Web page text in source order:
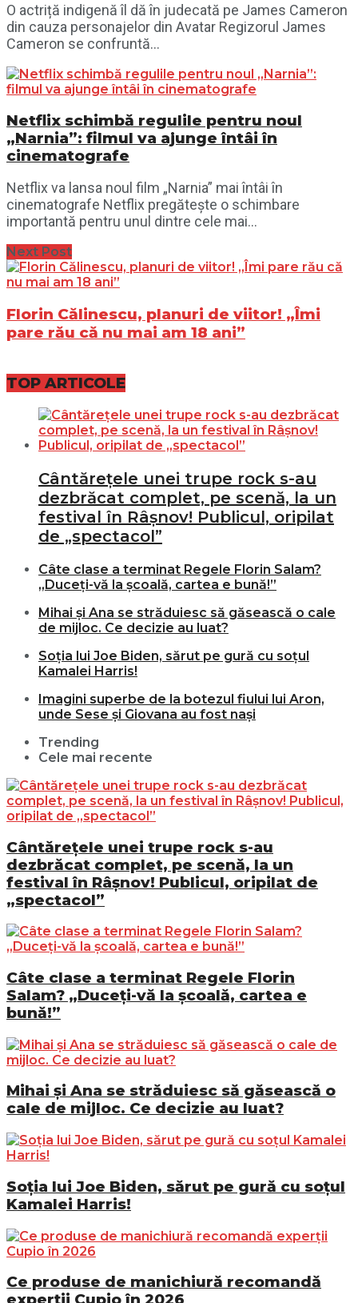
O actriță indigenă îl dă în judecată pe James Cameron
din cauza personajelor din Avatar Regizorul James
Cameron se confruntă...
Netflix schimbă regulile pentru noul
„Narnia”: filmul va ajunge întâi în
cinematografe
Netflix va lansa noul film „Narnia” mai întâi în
cinematografe Netflix pregătește o schimbare
importantă pentru unul dintre cele mai...
Next Post
Florin Călinescu, planuri de viitor! „Îmi
pare rău că nu mai am 18 ani”
TOP ARTICOLE
Cântărețele unei trupe rock s-au
dezbrăcat complet, pe scenă, la un
festival în Râșnov! Publicul, oripilat
de „spectacol”
Câte clase a terminat Regele Florin Salam?
„Duceți-vă la școală, cartea e bună!”
Mihai și Ana se străduiesc să găsească o cale
de mijloc. Ce decizie au luat?
Soția lui Joe Biden, sărut pe gură cu soțul
Kamalei Harris!
Imagini superbe de la botezul fiului lui Aron,
unde Sese și Giovana au fost nași
Trending
Cele mai recente
Cântărețele unei trupe rock s-au
dezbrăcat complet, pe scenă, la un
festival în Râșnov! Publicul, oripilat de
„spectacol”
Câte clase a terminat Regele Florin
Salam? „Duceți-vă la școală, cartea e
bună!”
Mihai și Ana se străduiesc să găsească o
cale de mijloc. Ce decizie au luat?
Soția lui Joe Biden, sărut pe gură cu soțul
Kamalei Harris!
Ce produse de manichiură recomandă